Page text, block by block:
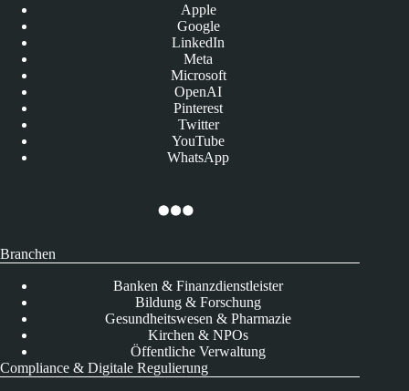
Apple
Google
LinkedIn
Meta
Microsoft
OpenAI
Pinterest
Twitter
YouTube
WhatsApp
Branchen
Banken & Finanzdienstleister
Bildung & Forschung
Gesundheitswesen & Pharmazie
Kirchen & NPOs
Öffentliche Verwaltung
Compliance & Digitale Regulierung